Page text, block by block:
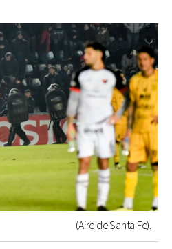
(Aire de Santa Fe).